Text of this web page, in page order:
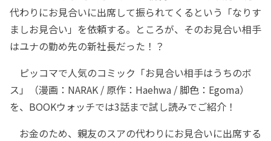
代わりにお見合いに出席して振られてくるという「なりす
ましお見合い」を依頼する。ところが、そのお見合い相手
はユナの勤め先の新社長だった！？
ピッコマで人気のコミック「お見合い相手はうちのボ
ス」（漫画：NARAK / 原作：Haehwa / 脚色：Egoma）
を、BOOKウォッチでは3話まで試し読みでご紹介！
お金のため、親友のスアの代わりにお見合いに出席する